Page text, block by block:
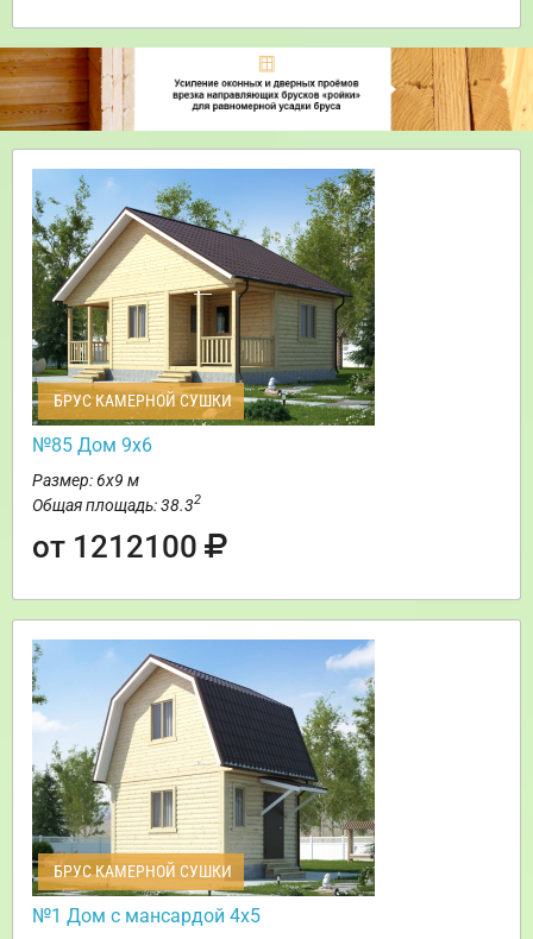
БРУС КАМЕРНОЙ СУШКИ
№85 Дом 9х6
Размер: 6х9 м
Общая площадь: 38.32
от 1212100
БРУС КАМЕРНОЙ СУШКИ
№1 Дом с мансардой 4х5